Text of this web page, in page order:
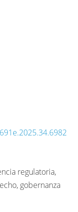
regulatoria,
gobernanza